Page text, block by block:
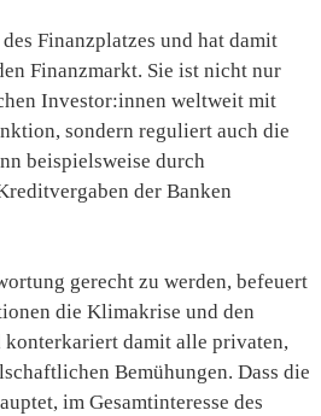
Finanzplatzes und hat damit
Finanzmarkt. Sie ist nicht nur
Investor:innen weltweit mit
sondern reguliert auch die
beispielsweise durch
der Banken
gerecht zu werden, befeuert
die Klimakrise und den
damit alle privaten,
Bemühungen. Dass die
im Gesamtinteresse des